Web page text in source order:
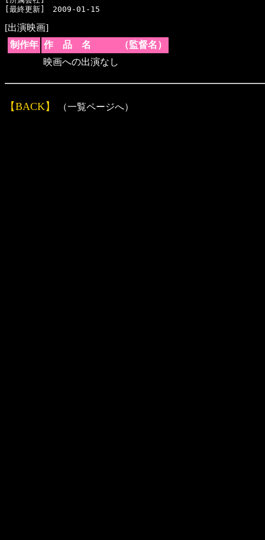
[出演映画]
制作年 作 品 名 （監督名）
映画への出演なし
【BACK】 （一覧ページへ）